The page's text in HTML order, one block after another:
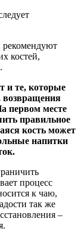
рекомендуют
костей,
и те, которые
возвращения
первом месте
правильное
кость может
напитки
процесс
к чаю,
так же
–